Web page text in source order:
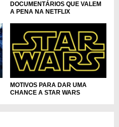
DOCUMENTÁRIOS QUE VALEM
A PENA NA NETFLIX
MOTIVOS PARA DAR UMA
CHANCE A STAR WARS